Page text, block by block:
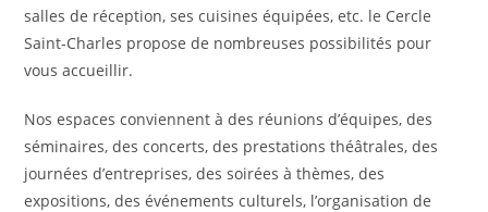
salles de réception, ses cuisines équipées, etc. le Cercle
Saint-Charles propose de nombreuses possibilités pour
vous accueillir.
Nos espaces conviennent à des réunions d’équipes, des
séminaires, des concerts, des prestations théâtrales, des
journées d’entreprises, des soirées à thèmes, des
expositions, des événements culturels, l’organisation de